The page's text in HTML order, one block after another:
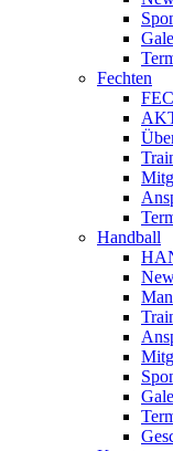
Fechten
Handball